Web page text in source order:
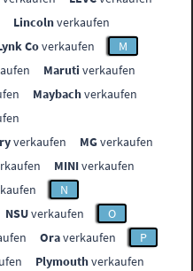
Lincolnverkaufen
Coverkaufen
M
Maruti verkaufen
Maybachverkaufen
verkaufen MGverkaufen
MINIverkaufen
N
NSUverkaufen
O
Oraverkaufen
P
Plymouthverkaufen